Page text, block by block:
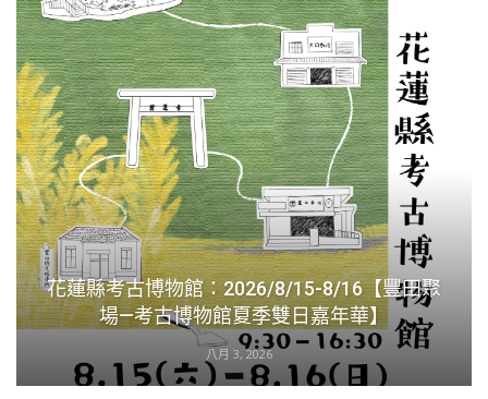
花蓮縣考古博物館：2026/8/15-8/16【豐田聚
場—考古博物館夏季雙日嘉年華】
八月 3, 2026